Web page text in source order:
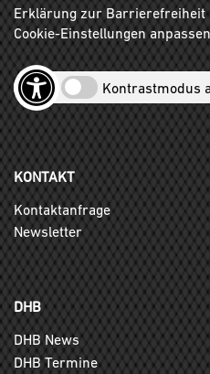
Erklärung zur Barrierefreiheit
Cookie-Einstellungen anpassen
Kontrastmodus
KONTAKT
Kontaktanfrage
Newsletter
DHB
DHB News
DHB Termine